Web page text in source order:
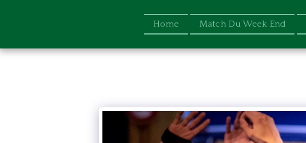
Home Match Du Week End